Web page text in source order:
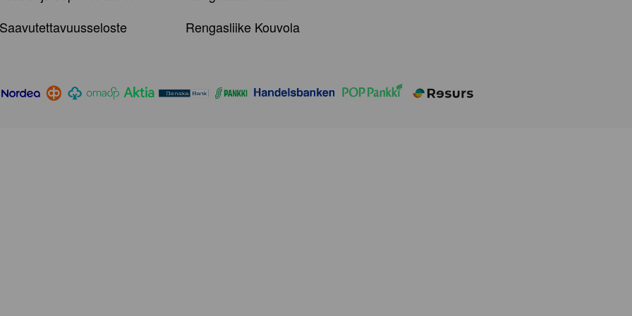
Saavutettavuusseloste
Rengasliike Kouvola